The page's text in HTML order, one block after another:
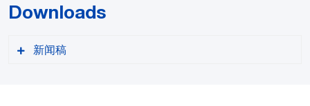
Downloads
新闻稿